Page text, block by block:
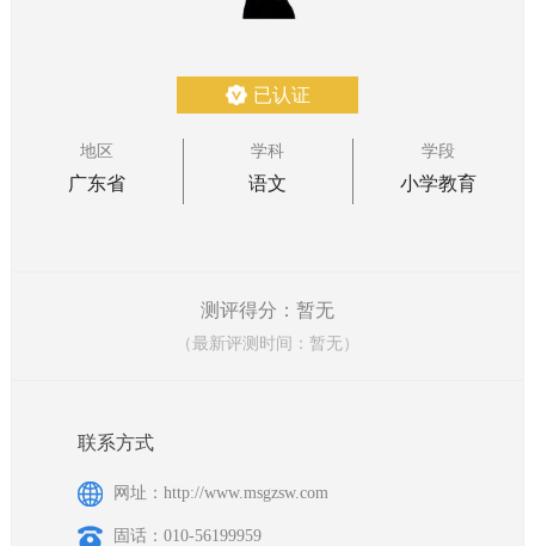
已认证
地区
广东省
学科
语文
学段
小学教育
测评得分：暂无
（最新评测时间：暂无）
联系方式
网址：http://www.msgzsw.com
固话：010-56199959